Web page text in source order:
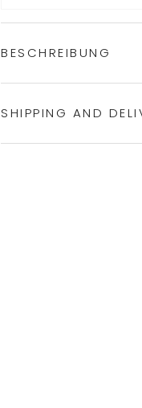
BESCHREIBUNG
Herren Nachthemd
SHIPPING AND